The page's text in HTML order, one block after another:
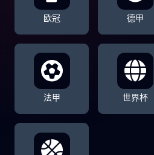
欧冠 德甲
法甲 世界杯